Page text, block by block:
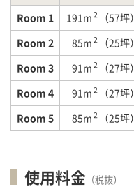
Room 1
191m 2 （57坪）
Room 2
85m 2 （25坪）
Room 3 91m 2
（27坪）
Room 4
91m 2
（27坪）
Room 5
85m 2 （25坪）
使用料金 （税抜）